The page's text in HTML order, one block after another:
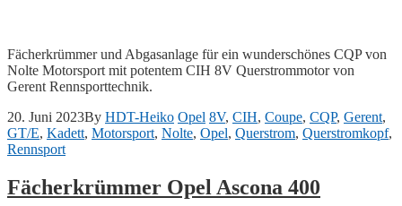
Fächerkrümmer und Abgasanlage für ein wunderschönes CQP von
Nolte Motorsport mit potentem CIH 8V Querstrommotor von
Gerent Rennsporttechnik.
20. Juni 2023By HDT-Heiko Opel 8V, CIH, Coupe, CQP, Gerent,
GT/E, Kadett, Motorsport, Nolte, Opel, Querstrom, Querstromkopf,
Rennsport
Fächerkrümmer Opel Ascona 400